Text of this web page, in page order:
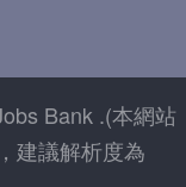
Bank .(本網站
建議解析度為